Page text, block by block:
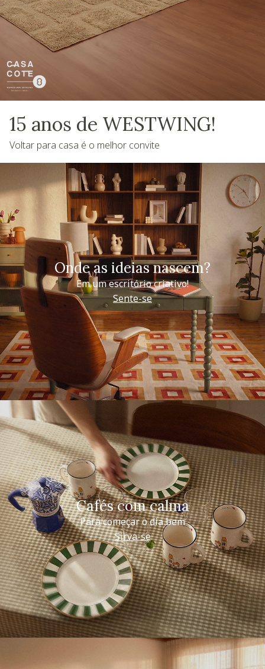
15 anos de WESTWING!
Voltar para casa é o melhor convite
Onde as ideias nascem?
Em um escritório criativo!
Sente-se
Cafés com calma
Para começar o dia bem
Sirva-se